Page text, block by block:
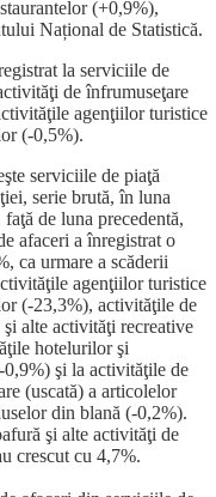
(+0,9%),
Național de Statistică.
la serviciile de
de înfrumuseţare
agenţiilor turistice
(-0,5%).
serviciile de piaţă
serie brută, în luna
de luna precedentă,
afaceri a înregistrat o
ca urmare a scăderii
agenţiilor turistice
(-23,3%), activităţile de
alte activităţi recreative
hotelurilor şi
0,9%) şi la activităţile de
(uscată) a articolelor
din blană (-0,2%).
şi alte activităţi de
crescut cu 4,7%.